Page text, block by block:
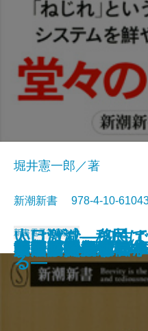
尼さんはつらい
問題発言
江戸歌舞伎役者
「お手本の国」
テレビ局削減論
いけばな―知性
―
原発賠償の行方
一流選手の親は
社畜のススメ
ねじれの国、日本
堀井憲一郎／著
新潮新書 978-4-10-
新書電子書籍あり
法然親鸞一遍
国民ID制度が日
リーダーシップ
暴力団
人口激減―移民
る―
日本人の美風
文明の災禍
婚活したらすご
ウイスキーは日
中国のジレンマ